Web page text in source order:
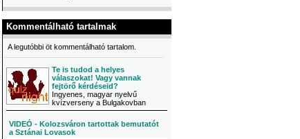
Kommentálható tartalmak
A legutóbbi öt kommentálható tartalom.
Te is tudod a helyes
válaszokat! Vagy vannak
fejtörő kérdéseid?
Ingyenes, magyar nyelvű
kvízverseny a Bulgakovban
VIDEÓ - Kolozsváron tartottak bemutatót
a Sztánai Lovasok